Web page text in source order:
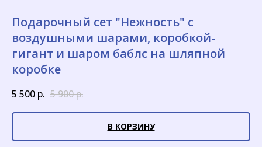
Подарочный сет "Нежность" с
воздушными шарами, коробкой-
гигант и шаром баблс на шляпной
коробке
5 500 р. 5 900р.
В КОРЗИНУ